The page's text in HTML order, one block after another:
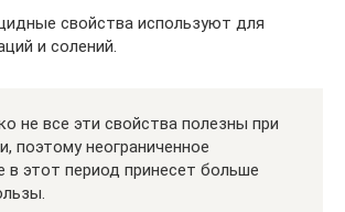
свойства используют для
и солений.
не все эти свойства полезны при
поэтому неограниченное
в этот период принесет больше